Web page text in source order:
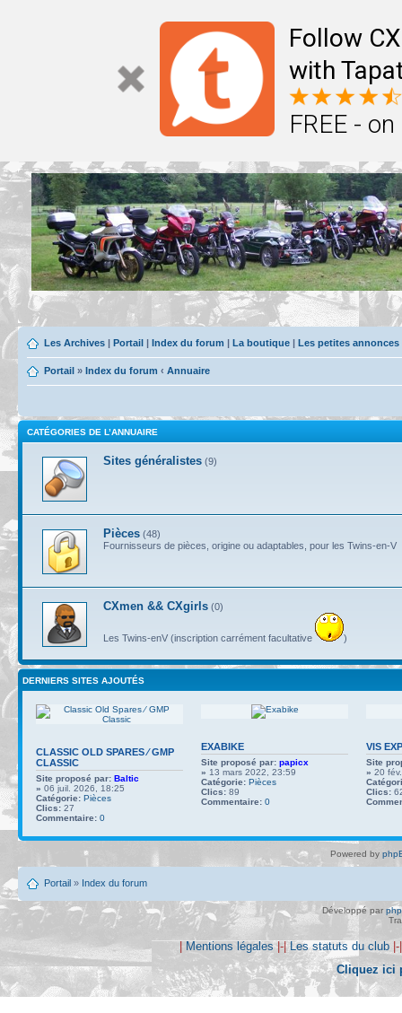
Follow
with
FREE -
Les Archives | Portail | Index du forum | La boutique | Les petites
Portail » Index du forum ‹ Annuaire
CATÉGORIES DE L’ANNUAIRE
Sites généralistes (9)
Pièces (48)
Fournisseurs de pièces, origine ou adaptables, pour les Twins-en-V
CXmen && CXgirls (0)
Les Twins-enV (inscription carrément facultative )
DERNIERS SITES AJOUTÉS
CLASSIC OLD SPARES ∕ GMP
CLASSIC
Site proposé par: Baltic
» 06 juil. 2026, 18:25
Catégorie: Pièces
Clics: 27
Commentaire: 0
EXABIKE
Site proposé par: papicx
» 13 mars 2022, 23:59
Catégorie: Pièces
Clics: 89
Commentaire: 0
VIS
Site
» 20
Clics:
Powered by
Portail » Index du forum
Développé par
|Mentions légales|-|Les statuts du club
Cliquez ici